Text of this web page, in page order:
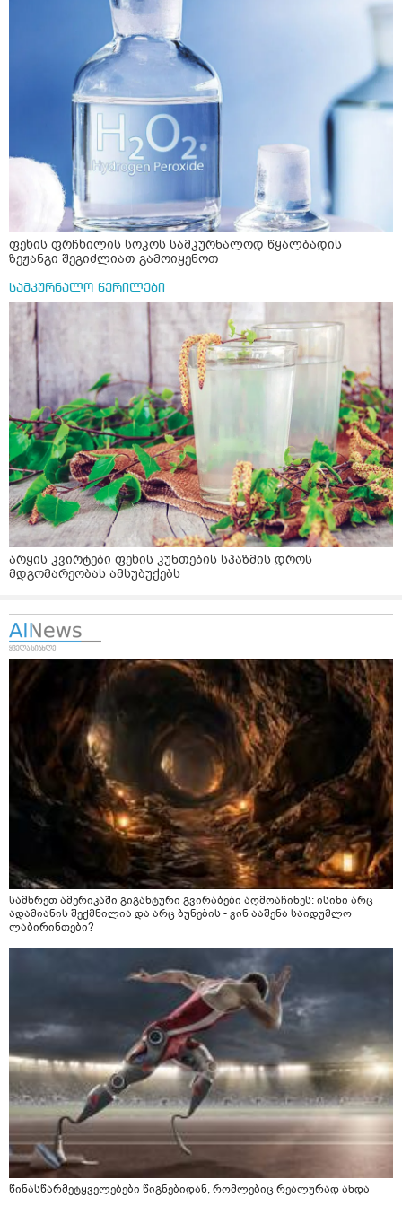
ფეხის ფრჩხილის სოკოს სამკურნალოდ წყალბადის
ზეჟანგი შეგიძლიათ გამოიყენოთ
სამკურნალო წერილები
არყის კვირტები ფეხის კუნთების სპაზმის დროს
მდგომარეობას ამსუბუქებს
სამხრეთ ამერიკაში გიგანტური გვირაბები აღმოაჩინეს: ისინი არც
ადამიანის შექმნილია და არც ბუნების - ვინ ააშენა საიდუმლო
ლაბირინთები?
წინასწარმეტყველებები წიგნებიდან, რომლებიც რეალურად ახდა